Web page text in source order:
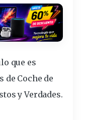
que es
de Coche de
y Verdades.